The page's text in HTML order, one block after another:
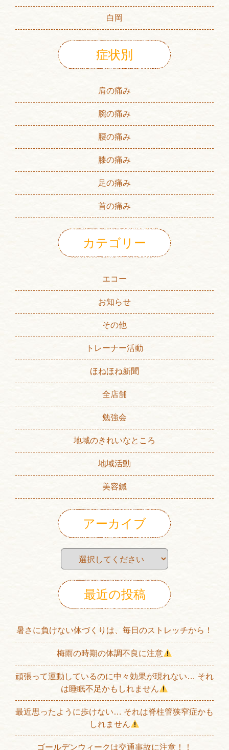
白岡
症状別
肩の痛み
腕の痛み
腰の痛み
膝の痛み
足の痛み
首の痛み
カテゴリー
エコー
お知らせ
その他
トレーナー活動
ほねほね新聞
全店舗
勉強会
地域のきれいなところ
地域活動
美容鍼
アーカイブ
最近の投稿
暑さに負けない体づくりは、毎日のストレッチから！
梅雨の時期の体調不良に注意
頑張って運動しているのに中々効果が現れない… それ
は睡眠不足かもしれません
最近思ったように歩けない… それは脊柱管狭窄症かも
しれません
ゴールデンウィークは交通事故に注意！！